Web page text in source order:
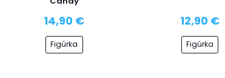
14,90 €
Figúrka
12,90 €
Figúrka